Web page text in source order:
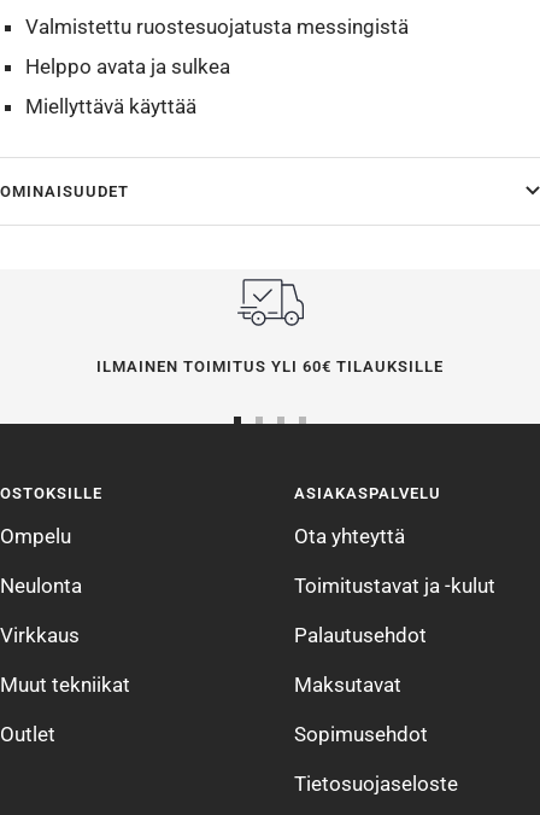
Valmistettu ruostesuojatusta messingistä
Helppo avata ja sulkea
Miellyttävä käyttää
OMINAISUUDET
ILMAINEN TOIMITUS YLI 60€ TILAUKSILLE
4
OSTOKSILLE
Ompelu
Neulonta
Virkkaus
Muut tekniikat
Outlet
ASIAKASPALVELU
Ota yhteyttä
Toimitustavat ja -kulut
Palautusehdot
Maksutavat
Sopimusehdot
Tietosuojaseloste